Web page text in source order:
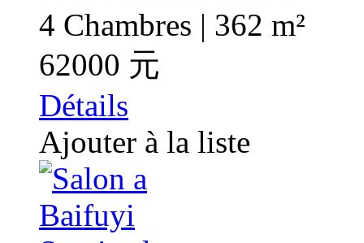
4 Chambres | 362 m²
62000 元
Détails
Ajouter à la liste